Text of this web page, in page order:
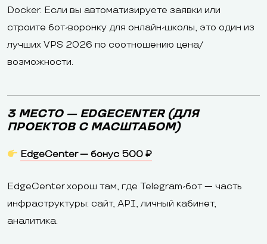
Docker. Если вы автоматизируете заявки или
строите бот-воронку для онлайн-школы, это один из
лучших VPS 2026 по соотношению цена/
возможности.
3 МЕСТО — EDGECENTER (ДЛЯ
ПРОЕКТОВ С МАСШТАБОМ)
EdgeCenter — бонус 500 ₽
EdgeCenter хорош там, где Telegram-бот — часть
инфраструктуры: сайт, API, личный кабинет,
аналитика.